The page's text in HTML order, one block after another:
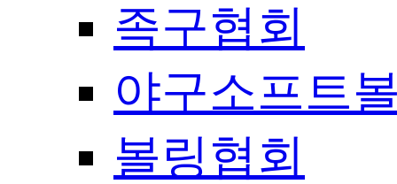
족구협회
야구소프트
볼링협회